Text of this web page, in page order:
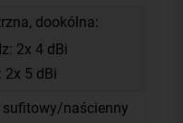
dookólna:
2x 4 dBi
2x 5 dBi
sufitowy/naścienny